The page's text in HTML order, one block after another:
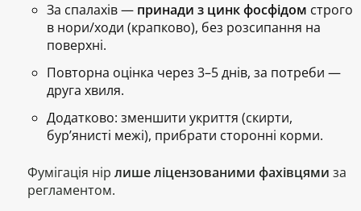
За спалахів — принади з цинк фосфідом строго
в нори/ходи (крапково), без розсипання на
поверхні.
Повторна оцінка через 3–5 днів, за потреби —
друга хвиля.
Додатково: зменшити укриття (скирти,
бур’янисті межі), прибрати сторонні корми.
Фумігація нір лише ліцензованими фахівцями за
регламентом.